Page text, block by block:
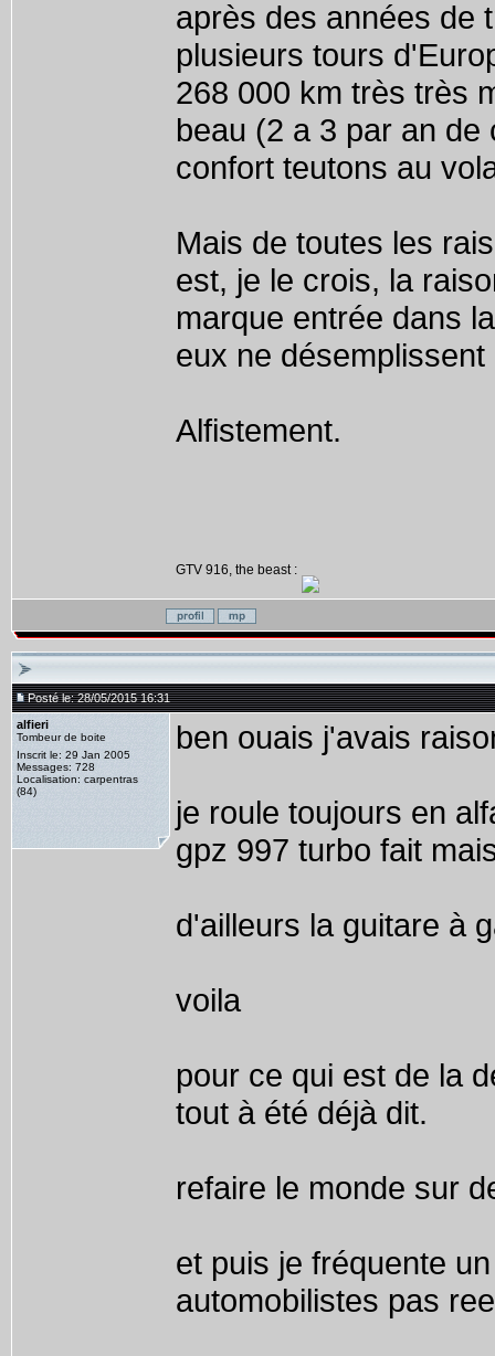
après des années de
plusieurs tours
268 000 km très très
beau (2 a 3 par an
confort teutons au
Mais de toutes les
est, je le crois, la
marque entrée dans
eux ne désemplissent
Alfistement.
GTV 916, the beast :
Posté le: 28/05/2015 16:31
alfieri
Tombeur de boite
Inscrit le: 29 Jan 2005
Messages: 728
Localisation: carpentras
(84)
ben ouais j'avais
je roule toujours en
gpz 997 turbo fait
d'ailleurs la guitare à
voila
pour ce qui est de la
tout à été déjà dit.
refaire le monde sur
et puis je fréquente
automobilistes pas